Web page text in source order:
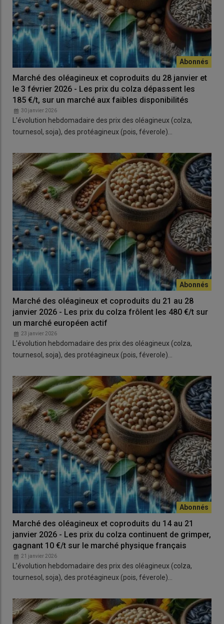
Marché des oléagineux et coproduits du 28 janvier et
le 3 février 2026 - Les prix du colza dépassent les
185 €/t, sur un marché aux faibles disponibilités
30 janvier 2026
L’évolution hebdomadaire des prix des oléagineux (colza,
tournesol, soja), des protéagineux (pois, féverole)…
Marché des oléagineux et coproduits du 21 au 28
janvier 2026 - Les prix du colza frôlent les 480 €/t sur
un marché européen actif
23 janvier 2026
L’évolution hebdomadaire des prix des oléagineux (colza,
tournesol, soja), des protéagineux (pois, féverole)…
Marché des oléagineux et coproduits du 14 au 21
janvier 2026 - Les prix du colza continuent de grimper,
gagnant 10 €/t sur le marché physique français
21 janvier 2026
L’évolution hebdomadaire des prix des oléagineux (colza,
tournesol, soja), des protéagineux (pois, féverole)…